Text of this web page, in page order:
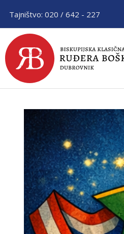
Tajništvo: 020 / 642 - 227